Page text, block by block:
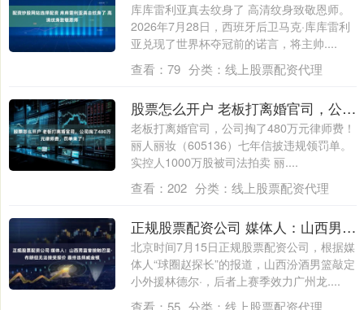
库库雷利亚真去纹身了 高清纹身致敬恩师。
2026年7月28日，西班牙后卫马克·库库雷利
亚兑现了世界杯夺冠前的诺言，将主帅....
查看： 79 分类： 线上股票配资代理
股票怎么开户 老板打离婚官司，公司掏了480万元律师费，罚单来了！
老板打离婚官司，公司掏了480万元律师费！
丽人丽妆（605136）七年信披违规领罚单。
实控人1000万股被司法拍卖 丽....
查看： 202 分类： 线上股票配资代理
正规股票配资公司 媒体人：山西男篮曾接触巴里·布朗但无法接受报价 最终选择威金顿
北京时间7月15日正规股票配资公司，根据媒
体人“球圈赵探长”的报道，山西汾酒男篮敲定
小外援林德尔·，后者上赛季效力广州龙....
查看： 55 分类： 线上股票配资代理